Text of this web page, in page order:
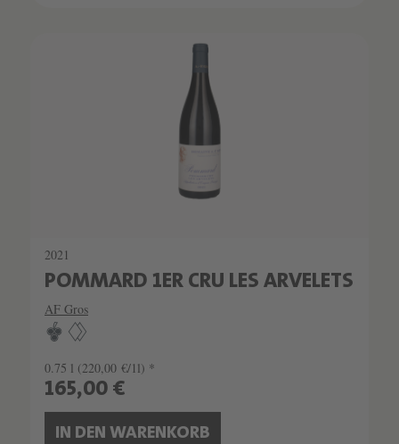
2021
POMMARD 1ER CRU LES ARVELETS
AF Gros
0.75 l (220,00 €/1l) *
165,00 €
IN DEN WARENKORB